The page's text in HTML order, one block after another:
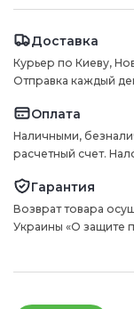
Доставка
Курьер по Киеву,
Отправка каждый
Оплата
Наличными,
расчетный счет.
Гарантия
Возврат товара
Украины «О защите